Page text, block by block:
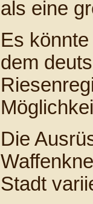
als eine
Es
dem
Die
Stadt